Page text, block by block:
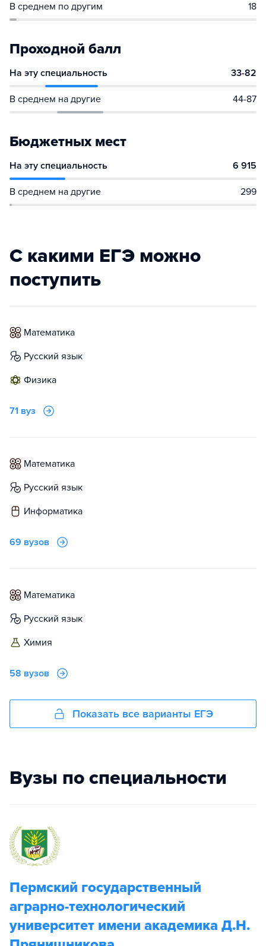
В среднем по другим 18
Проходной балл
На эту специальность 33-82
В среднем на другие 44-87
Бюджетных мест
На эту специальность 6 915
В среднем на другие 299
С какими ЕГЭ можно
поступить
математика
русский язык
физика
71 вуз
математика
русский язык
информатика
69 вузов
математика
русский язык
химия
58 вузов
Показать все варианты ЕГЭ
Вузы по специальности
Пермский государственный
аграрно-технологический
университет имени академика Д.Н.